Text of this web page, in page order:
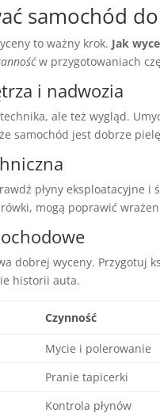
samochód
to ważny krok. Jak
w przygotowaniach
i nadwozia
ale też wygląd.
samochód jest dobrze
płyny eksploatacyjne i
mogą poprawić
dobrej wyceny. Przygotuj
historii auta.
Czynność
Mycie i polerowanie
Pranie tapicerki
Kontrola płynów